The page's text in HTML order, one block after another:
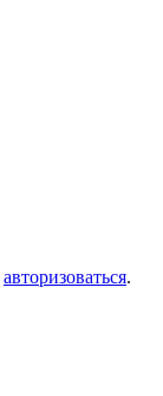
авторизоваться.